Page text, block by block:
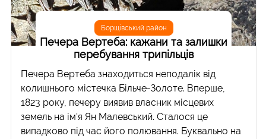
Борщівський район
Печера Вертеба: кажани та залишки
перебування трипільців
Печера Вертеба знаходиться неподалік від
колишнього містечка Більче-Золоте. Вперше,
1823 року, печеру виявив власник місцевих
земель на ім'я Ян Малевський. Сталося це
випадково під час його полювання. Буквально на